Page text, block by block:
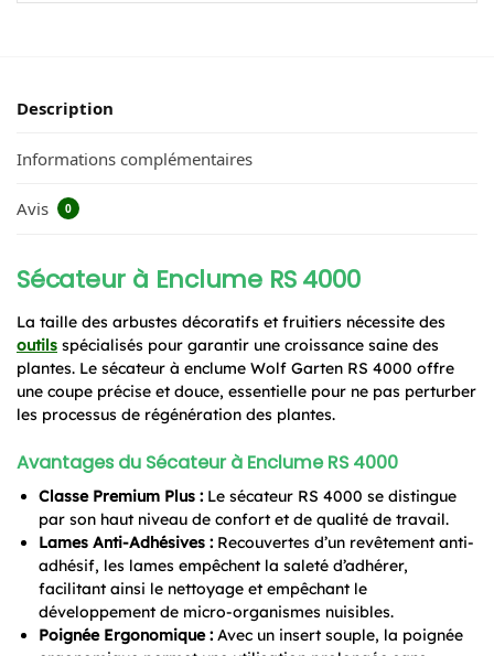
Description
Informations complémentaires
Avis 0
Sécateur à Enclume RS 4000
La taille des arbustes décoratifs et fruitiers nécessite des
outils spécialisés pour garantir une croissance saine des
plantes. Le sécateur à enclume Wolf Garten RS 4000 offre
une coupe précise et douce, essentielle pour ne pas perturber
les processus de régénération des plantes.
Avantages du Sécateur à Enclume RS 4000
Classe Premium Plus : Le sécateur RS 4000 se distingue
par son haut niveau de confort et de qualité de travail.
Lames Anti-Adhésives : Recouvertes d’un revêtement anti-
adhésif, les lames empêchent la saleté d’adhérer,
facilitant ainsi le nettoyage et empêchant le
développement de micro-organismes nuisibles.
Poignée Ergonomique : Avec un insert souple, la poignée